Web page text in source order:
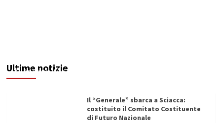
Ultime notizie
Redazione 12/06/2026
Il “Generale” sbarca a Sciacca:
costituito il Comitato Costituente
di Futuro Nazionale